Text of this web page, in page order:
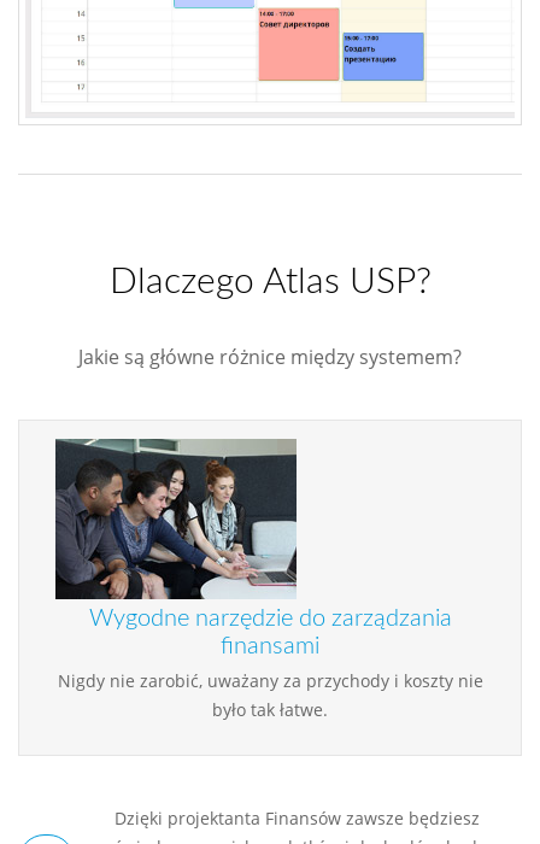
Dlaczego Atlas USP?
Jakie są główne różnice między systemem?
Wygodne narzędzie do zarządzania
finansami
Nigdy nie zarobić, uważany za przychody i koszty nie
było tak łatwe.
Dzięki projektanta Finansów zawsze będziesz